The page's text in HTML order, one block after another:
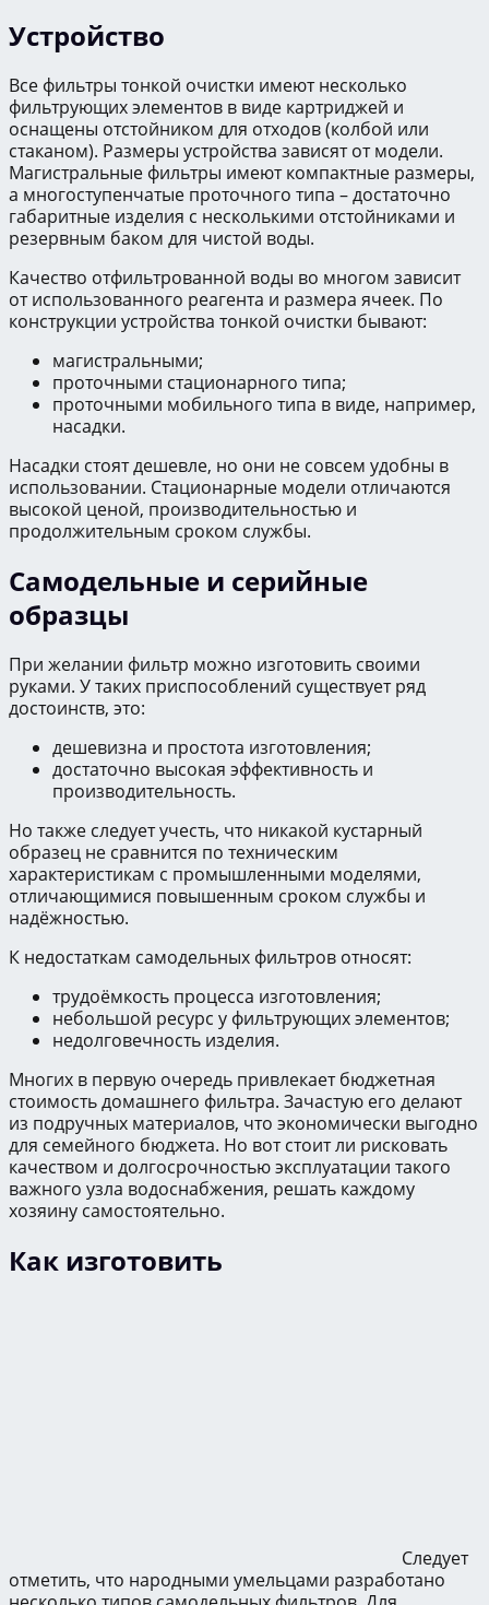
Устройство
Все фильтры тонкой очистки имеют несколько
фильтрующих элементов в виде картриджей и
оснащены отстойником для отходов (колбой или
стаканом). Размеры устройства зависят от модели.
Магистральные фильтры имеют компактные размеры,
а многоступенчатые проточного типа – достаточно
габаритные изделия с несколькими отстойниками и
резервным баком для чистой воды.
Качество отфильтрованной воды во многом зависит
от использованного реагента и размера ячеек. По
конструкции устройства тонкой очистки бывают:
магистральными;
проточными стационарного типа;
проточными мобильного типа в виде, например,
насадки.
Насадки стоят дешевле, но они не совсем удобны в
использовании. Стационарные модели отличаются
высокой ценой, производительностью и
продолжительным сроком службы.
Самодельные и серийные
образцы
При желании фильтр можно изготовить своими
руками. У таких приспособлений существует ряд
достоинств, это:
дешевизна и простота изготовления;
достаточно высокая эффективность и
производительность.
Но также следует учесть, что никакой кустарный
образец не сравнится по техническим
характеристикам с промышленными моделями,
отличающимися повышенным сроком службы и
надёжностью.
К недостаткам самодельных фильтров относят:
трудоёмкость процесса изготовления;
небольшой ресурс у фильтрующих элементов;
недолговечность изделия.
Многих в первую очередь привлекает бюджетная
стоимость домашнего фильтра. Зачастую его делают
из подручных материалов, что экономически выгодно
для семейного бюджета. Но вот стоит ли рисковать
качеством и долгосрочностью эксплуатации такого
важного узла водоснабжения, решать каждому
хозяину самостоятельно.
Как изготовить
Следует
отметить, что народными умельцами разработано